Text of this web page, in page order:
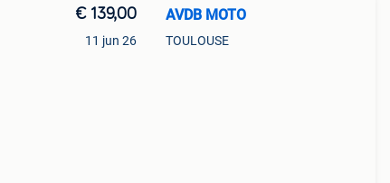
€ 139,00
11 jun 26
AVDB MOTO
TOULOUSE